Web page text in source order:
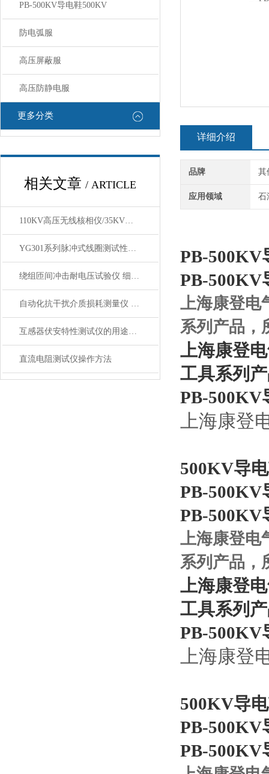
PB-500KV导电鞋500KV
防电弧服
高压屏蔽服
高压防静电服
更多分类
相关文章 / ARTICLE
110KV高压无线核相仪/35KV无线核相器/10KV高压核相仪
YG301系列脉冲式线圈测试性能技术参数
绕组匝间冲击耐电压试验仪 细谈操作方法
自动化抗干扰介质损耗测量仪 工作原理
互感器伏安特性测试仪的用途解析
直流电阻测试仪操作方法
详细介绍
品牌 其
应用领域 石
PB-500KV
PB-500KV
上海康登电
系列产品，
上海康登
工具系列
PB-500KV
上海康登
500KV导
PB-500KV
PB-500KV
上海康登电
系列产品，
上海康登
工具系列
PB-500KV
上海康登
500KV导
PB-500KV
PB-500KV